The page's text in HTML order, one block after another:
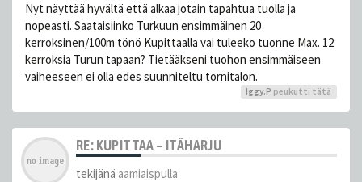
Nyt näyttää hyvältä että alkaa jotain tapahtua tuolla ja
nopeasti. Saataisiinko Turkuun ensimmäinen 20
kerroksinen/100m tönö Kupittaalla vai tuleeko tuonne Max. 12
kerroksia Turun tapaan? Tietääkseni tuohon ensimmäiseen
vaiheeseen ei olla edes suunniteltu tornitalon.
Iggy.P peukutti tätä
RE: KUPITTAA – ITÄHARJU
tekijänä aamiaispulla